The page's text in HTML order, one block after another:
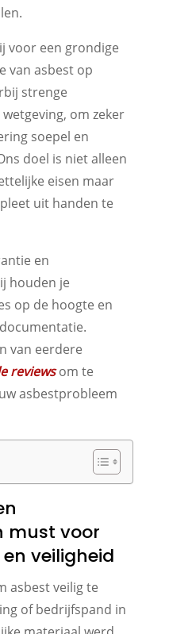
voor een grondige
van asbest op
strenge
om zeker
soepel en
doel is niet alleen
eisen maar
uit handen te
en
houden je
op de hoogte en
van eerdere
reviewsom te
asbestprobleem
must voor
veiligheid
asbest veilig te
of bedrijfspand in